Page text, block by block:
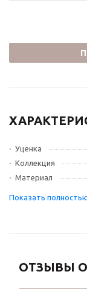
Уценка
Коллекция
Материал
ОТЗЫВЫ